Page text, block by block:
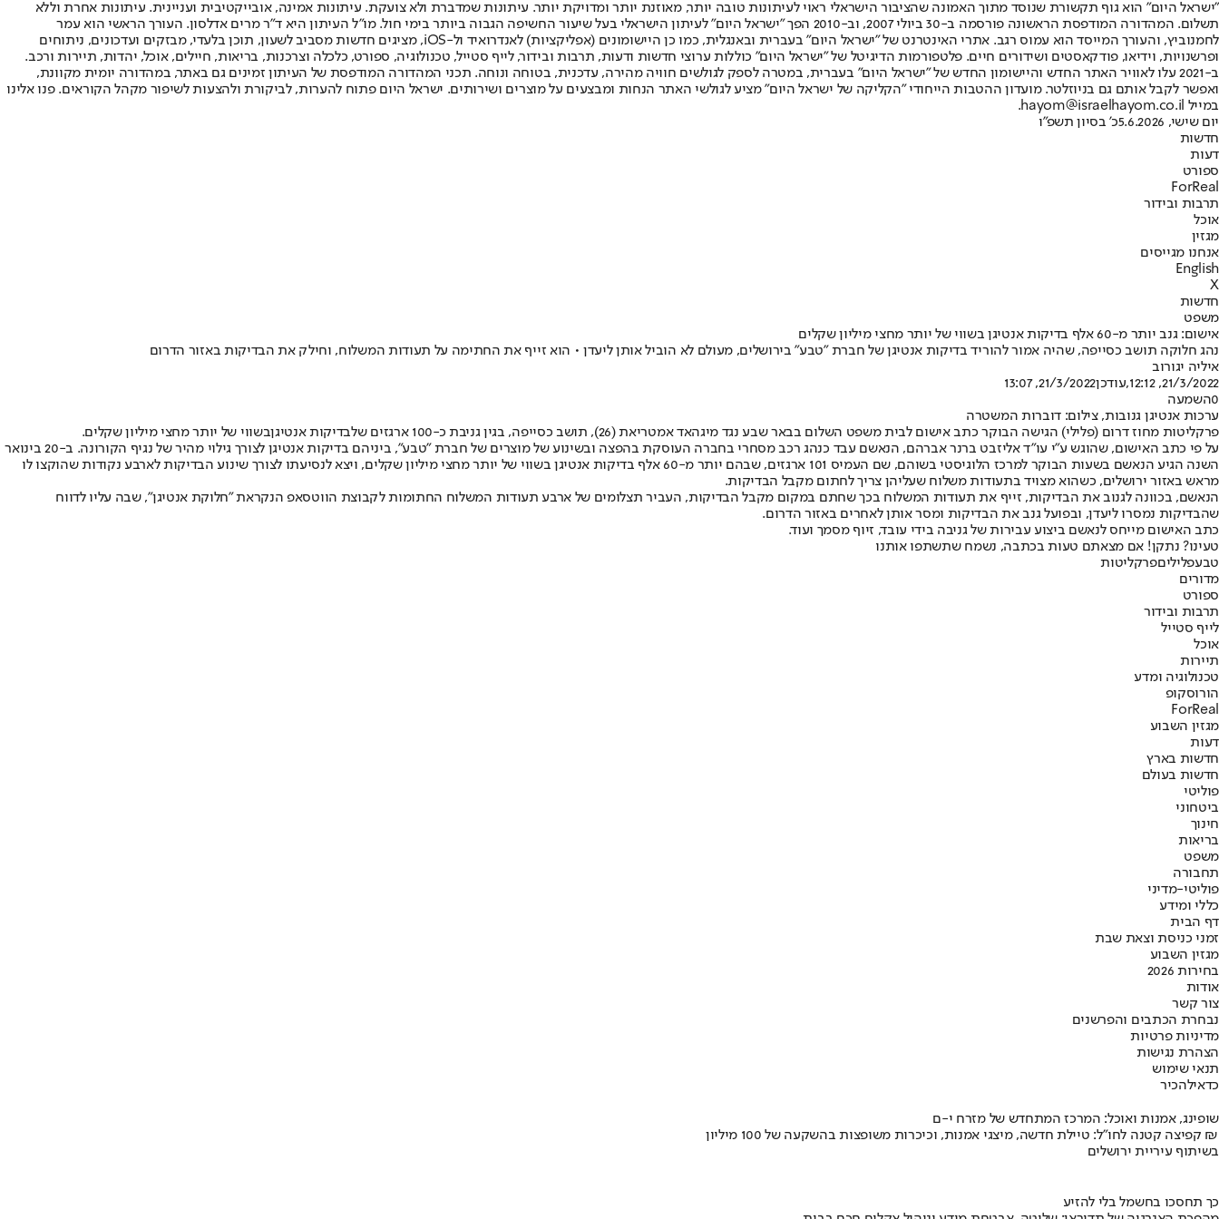
"ישראל היום" הוא גוף תקשורת שנוסד מתוך האמונה שהציבור הישראלי ראוי לעיתונות טובה יותר, מאוזנת יותר ומדויקת יותר. עיתונות שמדברת ולא צועקת. עיתונות אמינה, אובייקטיבית ועניינית. עיתונות אחרת וללא
תשלום. המהדורה המודפסת הראשונה פורסמה ב-30 ביולי 2007, וב-2010 הפך "ישראל היום" לעיתון הישראלי בעל שיעור החשיפה הגבוה ביותר בימי חול. מו"ל העיתון היא ד"ר מרים אדלסון. העורך הראשי הוא עמר
לחמנוביץ, והעורך המייסד הוא עמוס רגב. אתרי האינטרנט של "ישראל היום" בעברית ובאנגלית, כמו כן היישומונים (אפליקציות) לאנדרואיד ול-iOS, מציגים חדשות מסביב לשעון, תוכן בלעדי, מבזקים ועדכונים, ניתוחים
ופרשנויות, וידיאו, פודקאסטים ושידורים חיים. פלטפורמות הדיגיטל של "ישראל היום" כוללות ערוצי חדשות ודעות, תרבות ובידור, לייף סטייל, טכנולוגיה, ספורט, כלכלה וצרכנות, בריאות, חיילים, אוכל, יהדות, תיירות ורכב.
ב-2021 עלו לאוויר האתר החדש והיישומון החדש של "ישראל היום" בעברית, במטרה לספק לגולשים חוויה מהירה, עדכנית, בטוחה ונוחה. תכני המהדורה המודפסת של העיתון זמינים גם באתר, במהדורה יומית מקוונת,
ואפשר לקבל אותם גם בניוזלטר. מועדון ההטבות הייחודי "הקליקה של ישראל היום" מציע לגולשי האתר הנחות ומבצעים על מוצרים ושירותים. ישראל היום פתוח להערות, לביקורת ולהצעות לשיפור מקהל הקוראים. פנו אלינו
במייל hayom@israelhayom.co.il.
יום שישי, 5.6.2026
כ' בסיון תשפ"ו
חדשות
דעות
ספורט
ForReal
תרבות ובידור
אוכל
מגזין
אנחנו מגייסים
English
X
חדשות
משפט
אישום: גנב יותר מ-60 אלף בדיקות אנטיגן בשווי של יותר מחצי מיליון שקלים
נהג חלוקה תושב כסייפה, שהיה אמור להוריד בדיקות אנטיגן של חברת "טבע" בירושלים, מעולם לא הוביל אותן ליעדן • הוא זייף את החתימה על תעודות המשלוח, וחילק את הבדיקות באזור הדרום
איליה יגורוב
21/3/2022, 12:12
,עודכן21/3/2022, 13:07
0השמעה
ערכות אנטיגן גנובות, צילום: דוברות המשטרה
פרקליטות מחוז דרום (פלילי) הגישה הבוקר כתב אישום לבית משפט השלום בבאר שבע נגד מיגהאד אמטריאת (26), תושב כסייפה, בגין גניבת כ-100 ארגזים של
בדיקות אנטיגןבשווי של יותר מחצי מיליון שקלים.
על פי כתב האישום, שהוגש ע"י עו"ד אליזבט ברנר אברהם, הנאשם עבד כנהג רכב מסחרי בחברה העוסקת בהפצה ובשינוע של מוצרים של חברת "טבע", ביניהם בדיקות אנטיגן לצורך גילוי מהיר של נגיף הקורונה. ב-20 בינואר
השנה הגיע הנאשם בשעות הבוקר למרכז הלוגיסטי בשוהם, שם העמיס 101 ארגזים, שבהם יותר מ-60 אלף בדיקות אנטיגן בשווי של יותר מחצי מיליון שקלים, ויצא לנסיעתו לצורך שינוע הבדיקות לארבע נקודות שהוקצו לו
מראש באזור ירושלים, כשהוא מצויד בתעודות משלוח שעליהן צריך לחתום מקבל הבדיקות.
הנאשם, בכוונה לגנוב את הבדיקות, זייף את תעודות המשלוח בכך שחתם במקום מקבל הבדיקות, העביר תצלומים של ארבע תעודות המשלוח החתומות לקבוצת הווטסאפ הנקראת "חלוקת אנטיגן", שבה עליו לדווח
שהבדיקות נמסרו ליעדן, ובפועל גנב את הבדיקות ומסר אותן לאחרים באזור הדרום.
כתב האישום מייחס לנאשם ביצוע עבירות של גניבה בידי עובד, זיוף מסמך ועוד.
טעינו? נתקן! אם מצאתם טעות בכתבה, נשמח שתשתפו אותנו
טבעפליליםפרקליטות
מדורים
ספורט
תרבות ובידור
לייף סטייל
אוכל
תיירות
טכנולוגיה ומדע
הורוסקופ
ForReal
מגזין השבוע
דעות
חדשות בארץ
חדשות בעולם
פוליטי
ביטחוני
חינוך
בריאות
משפט
תחבורה
פוליטי-מדיני
כללי ומידע
דף הבית
זמני כניסת וצאת שבת
מגזין השבוע
בחירות 2026
אודות
צור קשר
נבחרת הכתבים והפרשנים
מדיניות פרטיות
הצהרת נגישות
תנאי שימוש
כדאילהכיר
שופינג, אמנות ואוכל: המרכז המתחדש של מזרח י-ם
קפיצה קטנה לחו"ל: טיילת חדשה, מיצגי אמנות, וכיכרות משופצות בהשקעה של 100 מיליון ₪
בשיתוף עיריית ירושלים
כך תחסכו בחשמל בלי להזיע